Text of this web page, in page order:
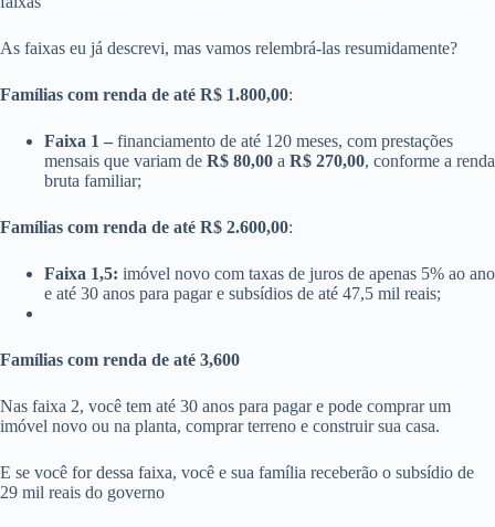
As faixas eu já descrevi, mas vamos relembrá-las resumidamente?
Famílias com renda de até R$ 1.800,00:
Faixa 1 – financiamento de até 120 meses, com prestações
mensais que variam de R$ 80,00 a R$ 270,00, conforme a renda
bruta familiar;
Famílias com renda de até R$ 2.600,00:
Faixa 1,5: imóvel novo com taxas de juros de apenas 5% ao ano
e até 30 anos para pagar e subsídios de até 47,5 mil reais;
Famílias com renda de até 3,600
Nas faixa 2, você tem até 30 anos para pagar e pode comprar um
imóvel novo ou na planta, comprar terreno e construir sua casa.
E se você for dessa faixa, você e sua família receberão o subsídio de
29 mil reais do governo